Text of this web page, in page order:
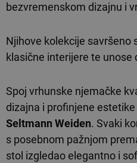
bezvremenskom dizajnu i
Njihove kolekcije savršeno
klasične interijere te unose
Spoj vrhunske njemačke
dizajna i profinjene
Seltmann Weiden. Svaki
s posebnom pažnjom
stol izgledao elegantno i